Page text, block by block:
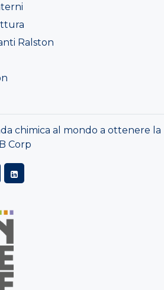
Ralston
chimica al mondo a ottenere la
Corp